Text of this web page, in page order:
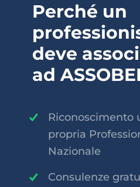
Perché un
deve
ad
Riconoscimento
propria
Nazionale
Consulenze